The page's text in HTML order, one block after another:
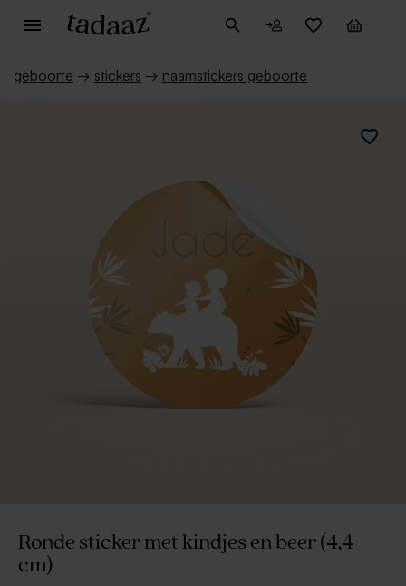
geboorte → stickers → naamstickers geboorte
Ronde sticker met kindjes en beer (4,4
cm)